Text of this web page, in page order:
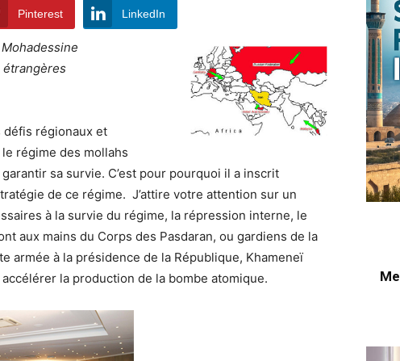
Pinterest LinkedIn
régionaux et
régime des mollahs
sa survie. C’est pour pourquoi il a inscrit
de ce régime. J’attire votre attention sur un
à la survie du régime, la répression interne, le
aux mains du Corps des Pasdaran, ou gardiens de la
armée à la présidence de la République, Khameneï
la production de la bombe atomique.